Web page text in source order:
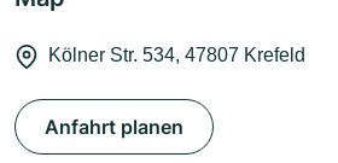
Kölner Str. 534, 47807 Krefeld
Anfahrt planen